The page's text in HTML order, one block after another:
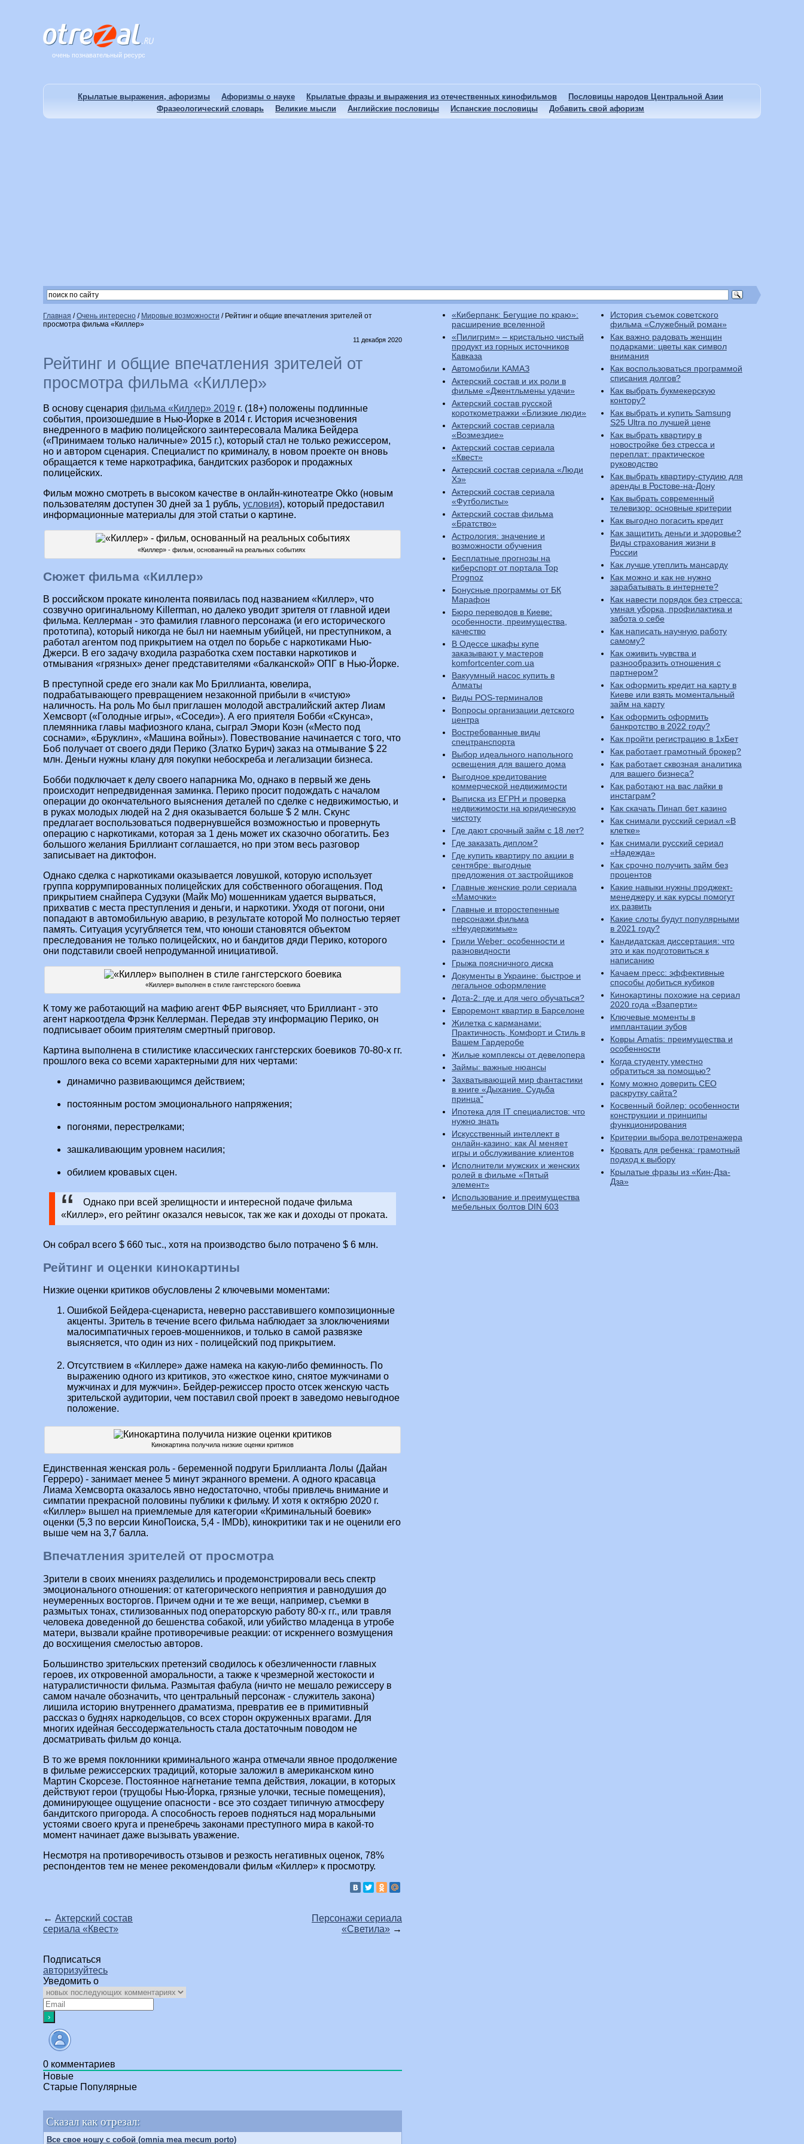
очень познавательный ресурс
Крылатые выражения, афоризмы Афоризмы о науке Крылатые фразы и выражения из отечественных кинофильмов
Пословицы народов Центральной Азии
Фразеологический словарь
Великие мысли Английские пословицы Испанские пословицы Добавить свой афоризм
Главная /Очень интересно / Мировые возможности / Рейтинг и общие впечатления зрителей от
просмотра фильма «Киллер»
11 декабря 2020
Рейтинг и общие впечатления зрителей от
просмотра фильма «Киллер»
В основу сценария фильма «Киллер» 2019 г. (18+) положены подлинные
события, произошедшие в Нью-Йорке в 2014 г. История исчезновения
внедренного в мафию полицейского заинтересовала Малика Бейдера
(«Принимаем только наличные» 2015 г.), который стал не только режиссером,
но и автором сценария. Специалист по криминалу, в новом проекте он вновь
обращается к теме наркотрафика, бандитских разборок и продажных
полицейских.
Фильм можно смотреть в высоком качестве в онлайн-кинотеатре Okko (новым
пользователям доступен 30 дней за 1 рубль, условия), который предоставил
информационные материалы для этой статьи о картине.
«Киллер» - фильм, основанный на реальных событиях
Сюжет фильма «Киллер»
В российском прокате кинолента появилась под названием «Киллер», что
созвучно оригинальному Killerman, но далеко уводит зрителя от главной идеи
фильма. Келлерман - это фамилия главного персонажа (и его исторического
прототипа), который никогда не был ни наемным убийцей, ни преступником, а
работал агентом под прикрытием на отдел по борьбе с наркотиками Нью-
Джерси. В его задачу входила разработка схем поставки наркотиков и
отмывания «грязных» денег представителями «балканской» ОПГ в Нью-Йорке.
В преступной среде его знали как Мо Бриллианта, ювелира,
подрабатывающего превращением незаконной прибыли в «чистую»
наличность. На роль Мо был приглашен молодой австралийский актер Лиам
Хемсворт («Голодные игры», «Соседи»). А его приятеля Бобби «Скунса»,
племянника главы мафиозного клана, сыграл Эмори Коэн («Место под
соснами», «Бруклин», «Машина войны»). Повествование начинается с того, что
Боб получает от своего дяди Перико (Златко Бурич) заказ на отмывание $ 22
млн. Деньги нужны клану для покупки небоскреба и легализации бизнеса.
Бобби подключает к делу своего напарника Мо, однако в первый же день
происходит непредвиденная заминка. Перико просит подождать с началом
операции до окончательного выяснения деталей по сделке с недвижимостью, и
в руках молодых людей на 2 дня оказывается больше $ 2 млн. Скунс
предлагает воспользоваться подвернувшейся возможностью и провернуть
операцию с наркотиками, которая за 1 день может их сказочно обогатить. Без
большого желания Бриллиант соглашается, но при этом весь разговор
записывает на диктофон.
Однако сделка с наркотиками оказывается ловушкой, которую использует
группа коррумпированных полицейских для собственного обогащения. Под
прикрытием снайпера Судзуки (Майк Мо) мошенникам удается вырваться,
прихватив с места преступления и деньги, и наркотики. Уходя от погони, они
попадают в автомобильную аварию, в результате которой Мо полностью теряет
память. Ситуация усугубляется тем, что юноши становятся объектом
преследования не только полицейских, но и бандитов дяди Перико, которого
они подставили своей непродуманной инициативой.
«Киллер» выполнен в стиле гангстерского боевика
К тому же работающий на мафию агент ФБР выясняет, что Бриллиант - это
агент наркоотдела Фрэнк Келлерман. Передав эту информацию Перико, он
подписывает обоим приятелям смертный приговор.
Картина выполнена в стилистике классических гангстерских боевиков 70-80-х гг.
прошлого века со всеми характерными для них чертами:
динамично развивающимся действием;
постоянным ростом эмоционального напряжения;
погонями, перестрелками;
зашкаливающим уровнем насилия;
обилием кровавых сцен.
Однако при всей зрелищности и интересной подаче фильма
«Киллер», его рейтинг оказался невысок, так же как и доходы от проката.
Он собрал всего $ 660 тыс., хотя на производство было потрачено $ 6 млн.
Рейтинг и оценки кинокартины
Низкие оценки критиков обусловлены 2 ключевыми моментами:
Ошибкой Бейдера-сценариста, неверно расставившего композиционные
акценты. Зритель в течение всего фильма наблюдает за злоключениями
малосимпатичных героев-мошенников, и только в самой развязке
выясняется, что один из них - полицейский под прикрытием.
Отсутствием в «Киллере» даже намека на какую-либо феминность. По
выражению одного из критиков, это «жесткое кино, снятое мужчинами о
мужчинах и для мужчин». Бейдер-режиссер просто отсек женскую часть
зрительской аудитории, чем поставил свой проект в заведомо невыгодное
положение.
Кинокартина получила низкие оценки критиков
Единственная женская роль - беременной подруги Бриллианта Лолы (Дайан
Герреро) - занимает менее 5 минут экранного времени. А одного красавца
Лиама Хемсворта оказалось явно недостаточно, чтобы привлечь внимание и
симпатии прекрасной половины публики к фильму. И хотя к октябрю 2020 г.
«Киллер» вышел на приемлемые для категории «Криминальный боевик»
оценки (5,3 по версии КиноПоиска, 5,4 - IMDb), кинокритики так и не оценили его
выше чем на 3,7 балла.
Впечатления зрителей от просмотра
Зрители в своих мнениях разделились и продемонстрировали весь спектр
эмоционального отношения: от категорического неприятия и равнодушия до
неумеренных восторгов. Причем одни и те же вещи, например, съемки в
размытых тонах, стилизованных под операторскую работу 80-х гг., или травля
человека доведенной до бешенства собакой, или убийство младенца в утробе
матери, вызвали крайне противоречивые реакции: от искреннего возмущения
до восхищения смелостью авторов.
Большинство зрительских претензий сводилось к обезличенности главных
героев, их откровенной аморальности, а также к чрезмерной жестокости и
натуралистичности фильма. Размытая фабула (ничто не мешало режиссеру в
самом начале обозначить, что центральный персонаж - служитель закона)
лишила историю внутреннего драматизма, превратив ее в примитивный
рассказ о буднях наркодельцов, со всех сторон окруженных врагами. Для
многих идейная бессодержательность стала достаточным поводом не
досматривать фильм до конца.
В то же время поклонники криминального жанра отмечали явное продолжение
в фильме режиссерских традиций, которые заложил в американском кино
Мартин Скорсезе. Постоянное нагнетание темпа действия, локации, в которых
действуют герои (трущобы Нью-Йорка, грязные улочки, тесные помещения),
доминирующее ощущение опасности - все это создает типичную атмосферу
бандитского пригорода. А способность героев подняться над моральными
устоями своего круга и пренебречь законами преступного мира в какой-то
момент начинает даже вызывать уважение.
Несмотря на противоречивость отзывов и резкость негативных оценок, 78%
респондентов тем не менее рекомендовали фильм «Киллер» к просмотру.
← Актерский состав
сериала «Квест»
Персонажи сериала
«Светила» →
Подписаться
авторизуйтесь
Уведомить о
0 комментариев
Новые
Старые Популярные
Сказал как отрезал:
Все свое ношу с собой (omnia mea mecum porto)
«Киберпанк: Бегущие по краю»:
расширение вселенной
«Пилигрим» – кристально чистый
продукт из горных источников
Кавказа
Автомобили КАМАЗ
Актерский состав и их роли в
фильме «Джентльмены удачи»
Актерский состав русской
короткометражки «Близкие люди»
Актерский состав сериала
«Возмездие»
Актерский состав сериала
«Квест»
Актерский состав сериала «Люди
Хэ»
Актерский состав сериала
«Футболисты»
Актерский состав фильма
«Братство»
Астрология: значение и
возможности обучения
Бесплатные прогнозы на
киберспорт от портала Top
Prognoz
Бонусные программы от БК
Марафон
Бюро переводов в Киеве:
особенности, преимущества,
качество
В Одессе шкафы купе
заказывают у мастеров
komfortcenter.com.ua
Вакуумный насос купить в
Алматы
Виды POS-терминалов
Вопросы организации детского
центра
Востребованные виды
спецтранспорта
Выбор идеального напольного
освещения для вашего дома
Выгодное кредитование
коммерческой недвижимости
Выписка из ЕГРН и проверка
недвижимости на юридическую
чистоту
Где дают срочный займ с 18 лет?
Где заказать диплом?
Где купить квартиру по акции в
сентябре: выгодные
предложения от застройщиков
Главные женские роли сериала
«Мамочки»
Главные и второстепенные
персонажи фильма
«Неудержимые»
Грили Weber: особенности и
разновидности
Грыжа поясничного диска
Документы в Украине: быстрое и
легальное оформление
Дота-2: где и для чего обучаться?
Евроремонт квартир в Барселоне
Жилетка с карманами:
Практичность, Комфорт и Стиль в
Вашем Гардеробе
Жилые комплексы от девелопера
Займы: важные нюансы
Захватывающий мир фантастики
в книге «Дыхание. Судьба
принца”
Ипотека для IT специалистов: что
нужно знать
Искусственный интеллект в
онлайн-казино: как AI меняет
игры и обслуживание клиентов
Исполнители мужских и женских
ролей в фильме «Пятый
элемент»
Использование и преимущества
мебельных болтов DIN 603
История съемок советского
фильма «Служебный роман»
Как важно радовать женщин
подарками: цветы как символ
внимания
Как воспользоваться программой
списания долгов?
Как выбрать букмекерскую
контору?
Как выбрать и купить Samsung
S25 Ultra по лучшей цене
Как выбрать квартиру в
новостройке без стресса и
переплат: практическое
руководство
Как выбрать квартиру-студию для
аренды в Ростове-на-Дону
Как выбрать современный
телевизор: основные критерии
Как выгодно погасить кредит
Как защитить деньги и здоровье?
Виды страхования жизни в
России
Как лучше утеплить мансарду
Как можно и как не нужно
зарабатывать в интернете?
Как навести порядок без стресса:
умная уборка, профилактика и
забота о себе
Как написать научную работу
самому?
Как оживить чувства и
разнообразить отношения с
партнером?
Как оформить кредит на карту в
Киеве или взять моментальный
займ на карту
Как оформить оформить
банкротство в 2022 году?
Как пройти регистрацию в 1хБет
Как работает грамотный брокер?
Как работает сквозная аналитика
для вашего бизнеса?
Как работают на вас лайки в
инстаграм?
Как скачать Пинап бет кaзино
Как снимали русский сериал «В
клетке»
Как снимали русский сериал
«Надежда»
Как срочно получить займ без
процентов
Какие навыки нужны проджект-
менеджеру и как курсы помогут
их развить
Какие слоты будут популярными
в 2021 году?
Кандидатская диссертация: что
это и как подготовиться к
написанию
Качаем пресс: эффективные
способы добиться кубиков
Кинокартины похожие на сериал
2020 года «Взаперти»
Ключевые моменты в
имплантации зубов
Ковры Amatis: преимущества и
особенности
Когда студенту уместно
обратиться за помощью?
Кому можно доверить СЕО
раскрутку сайта?
Косвенный бойлер: особенности
конструкции и принципы
функционирования
Критерии выбора велотренажера
Кровать для ребенка: грамотный
подход к выбору
Крылатые фразы из «Кин-Дза-
Дза»